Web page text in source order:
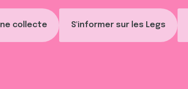
collecte S'informer sur les Legs